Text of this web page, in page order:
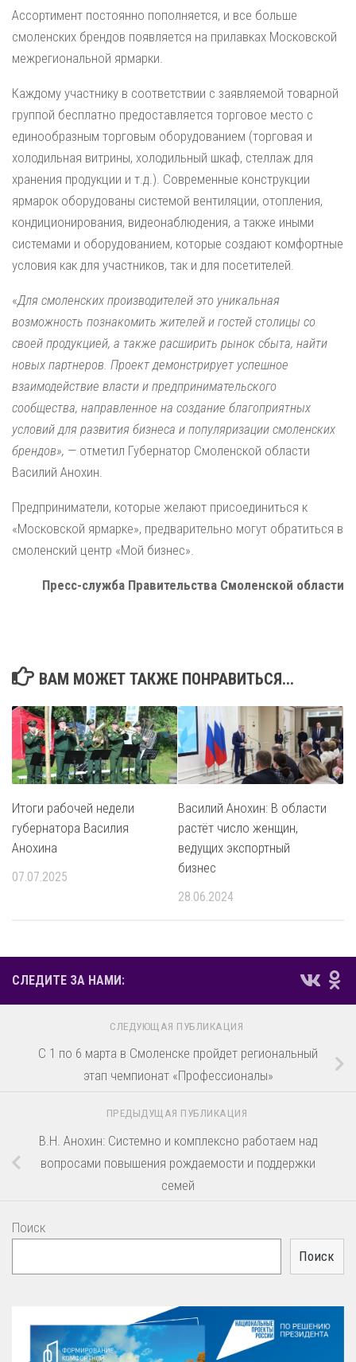
Ассортимент постоянно пополняется, и все больше
смоленских брендов появляется на прилавках Московской
межрегиональной ярмарки.
Каждому участнику в соответствии с заявляемой товарной
группой бесплатно предоставляется торговое место с
единообразным торговым оборудованием (торговая и
холодильная витрины, холодильный шкаф, стеллаж для
хранения продукции и т.д.). Современные конструкции
ярмарок оборудованы системой вентиляции, отопления,
кондиционирования, видеонаблюдения, а также иными
системами и оборудованием, которые создают комфортные
условия как для участников, так и для посетителей.
«Для смоленских производителей это уникальная
возможность познакомить жителей и гостей столицы со
своей продукцией, а также расширить рынок сбыта, найти
новых партнеров. Проект демонстрирует успешное
взаимодействие власти и предпринимательского
сообщества, направленное на создание благоприятных
условий для развития бизнеса и популяризации смоленских
брендов», — отметил Губернатор Смоленской области
Василий Анохин.
Предприниматели, которые желают присоединиться к
«Московской ярмарке», предварительно могут обратиться в
смоленский центр «Мой бизнес».
Пресс-служба Правительства Смоленской области
ВАМ МОЖЕТ ТАКЖЕ ПОНРАВИТЬСЯ...
Итоги рабочей недели
губернатора Василия
Анохина
07.07.2025
Василий Анохин: В области
растёт число женщин,
ведущих экспортный
бизнес
28.06.2024
СЛЕДИТЕ ЗА НАМИ:
СЛЕДУЮЩАЯ ПУБЛИКАЦИЯ
С 1 по 6 марта в Смоленске пройдет региональный
этап чемпионат «Профессионалы»
ПРЕДЫДУЩАЯ ПУБЛИКАЦИЯ
В.Н. Анохин: Системно и комплексно работаем над
вопросами повышения рождаемости и поддержки
семей
Поиск
Поиск